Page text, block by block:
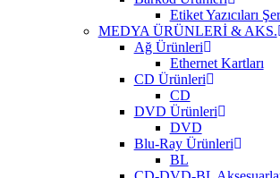
Etiket Yazıcıları
MEDYA ÜRÜNLERİ & AKS.
Ağ Ürünleri
Ethernet Kartları
CD Ürünleri
CD
DVD Ürünleri
DVD
Blu-Ray Ürünleri
BL